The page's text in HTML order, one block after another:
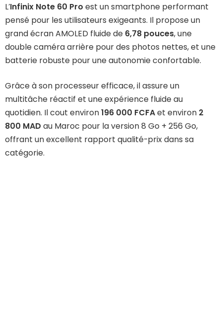
L’Infinix Note 60 Pro est un smartphone performant
pensé pour les utilisateurs exigeants. Il propose un
grand écran AMOLED fluide de 6,78 pouces, une
double caméra arrière pour des photos nettes, et une
batterie robuste pour une autonomie confortable.
Grâce à son processeur efficace, il assure un
multitâche réactif et une expérience fluide au
quotidien. Il cout environ196 000 FCFAet environ 2
800 MAD au Maroc pour la version 8 Go + 256 Go,
offrant un excellent rapport qualité-prix dans sa
catégorie.